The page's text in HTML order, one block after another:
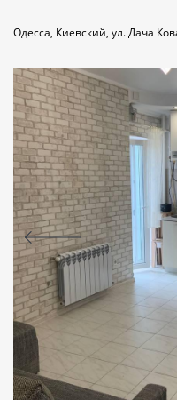
Одесса, Киевский, ул. Дача